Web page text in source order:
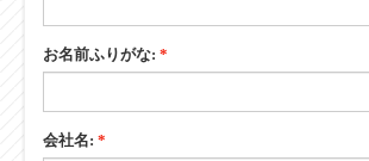
お名前ふりがな: *
会社名: *